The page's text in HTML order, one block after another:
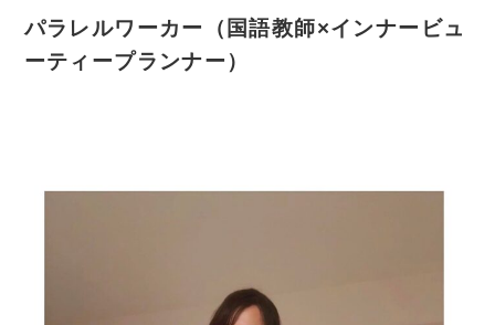
パラレルワーカー（国語教師×インナービュ
ーティープランナー）